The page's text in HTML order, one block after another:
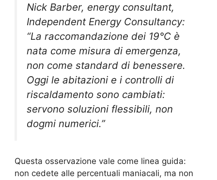
Nick Barber, energy consultant,
Independent Energy Consultancy:
“La raccomandazione dei 19°C è
nata come misura di emergenza,
non come standard di benessere.
Oggi le abitazioni e i controlli di
riscaldamento sono cambiati:
servono soluzioni flessibili, non
dogmi numerici.”
Questa osservazione vale come linea guida:
non cedete alle percentuali maniacali, ma non